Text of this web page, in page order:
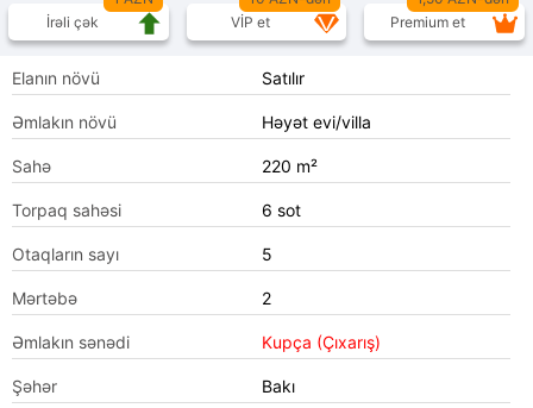
İrəli çək
VİP et
Premium et
Elanın növü Satılır
Əmlakın növü Həyət evi/villa
Sahə 220 m²
Torpaq sahəsi 6 sot
Otaqların sayı 5
Mərtəbə 2
Əmlakın sənədi Kupça (Çıxarış)
Şəhər Bakı